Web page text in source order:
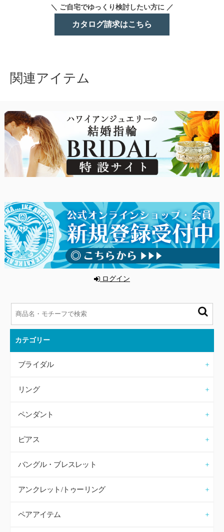
＼ ご自宅でゆっくり検討したい方に ／
カタログ請求はこちら
関連アイテム
ログイン
カテゴリー
ブライダル
リング
ペンダント
ピアス
バングル・ブレスレット
アンクレット/トゥーリング
ペアアイテム